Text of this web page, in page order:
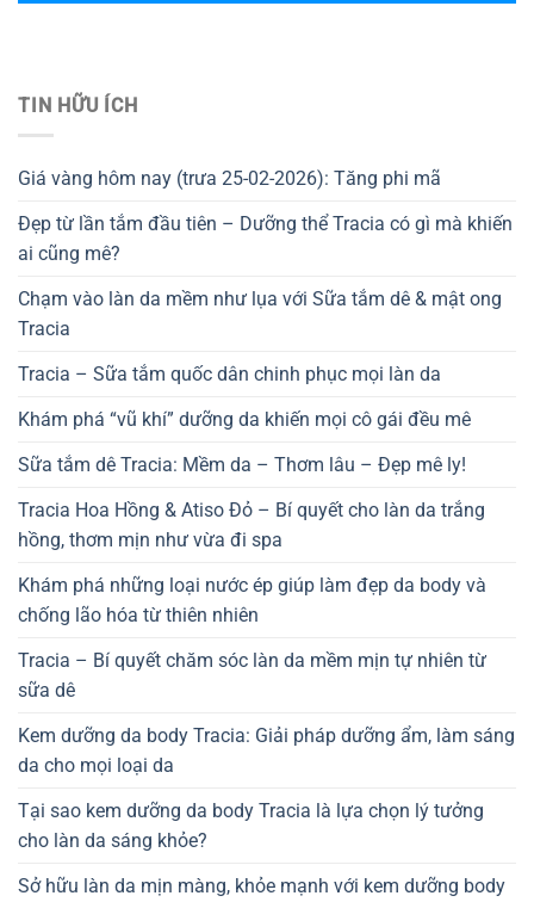
TIN HỮU ÍCH
Giá vàng hôm nay (trưa 25-02-2026): Tăng phi mã
Đẹp từ lần tắm đầu tiên – Dưỡng thể Tracia có gì mà khiến
ai cũng mê?
Chạm vào làn da mềm như lụa với Sữa tắm dê & mật ong
Tracia
Tracia – Sữa tắm quốc dân chinh phục mọi làn da
Khám phá “vũ khí” dưỡng da khiến mọi cô gái đều mê
Sữa tắm dê Tracia: Mềm da – Thơm lâu – Đẹp mê ly!
Tracia Hoa Hồng & Atiso Đỏ – Bí quyết cho làn da trắng
hồng, thơm mịn như vừa đi spa
Khám phá những loại nước ép giúp làm đẹp da body và
chống lão hóa từ thiên nhiên
Tracia – Bí quyết chăm sóc làn da mềm mịn tự nhiên từ
sữa dê
Kem dưỡng da body Tracia: Giải pháp dưỡng ẩm, làm sáng
da cho mọi loại da
Tại sao kem dưỡng da body Tracia là lựa chọn lý tưởng
cho làn da sáng khỏe?
Sở hữu làn da mịn màng, khỏe mạnh với kem dưỡng body